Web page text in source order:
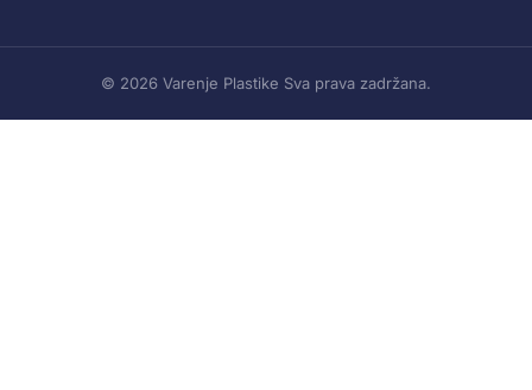
© 2026 Varenje Plastike Sva prava zadržana.